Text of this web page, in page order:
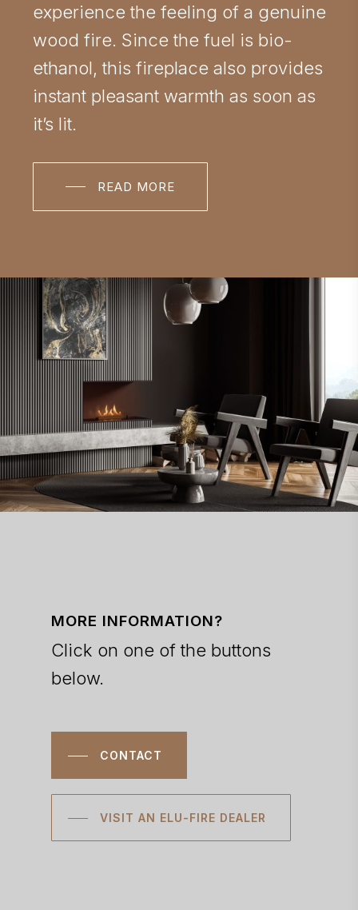
experience the feeling of a genuine
wood fire. Since the fuel is bio-
ethanol, this fireplace also provides
instant pleasant warmth as soon as
it’s lit.
READ MORE
MORE INFORMATION?
Click on one of the buttons
below.
CONTACT
VISIT AN ELU-FIRE DEALER